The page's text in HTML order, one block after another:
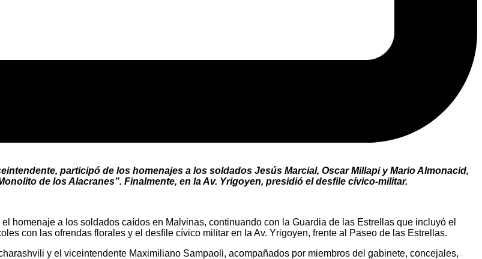
participó de los homenajes a los soldados Jesús Marcial, Oscar Millapi y Mario Almonacid,
de los Alacranes”. Finalmente, en la Av. Yrigoyen, presidió el desfile cívico-militar.
homenaje a los soldados caídos en Malvinas, continuando con la Guardia de las Estrellas que incluyó el
con las ofrendas florales y el desfile cívico militar en la Av. Yrigoyen, frente al Paseo de las Estrellas.
y el viceintendente Maximiliano Sampaoli, acompañados por miembros del gabinete, concejales,